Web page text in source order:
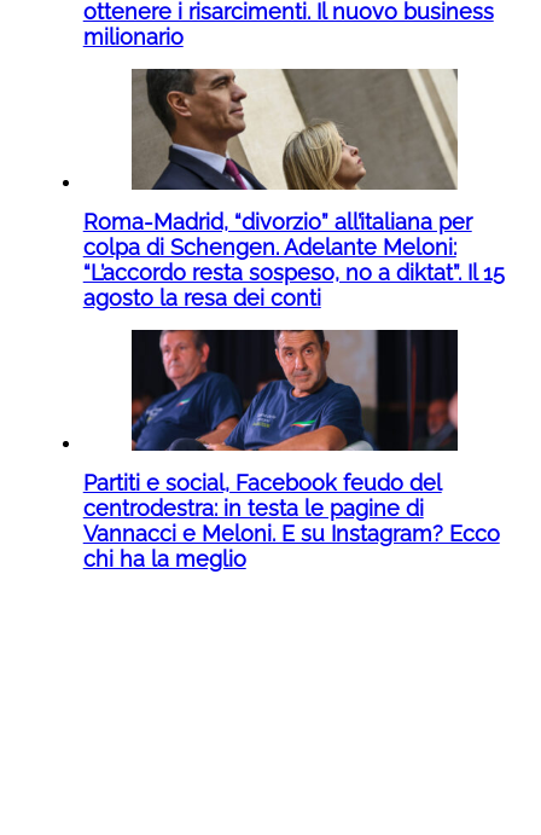
ottenere i risarcimenti. Il nuovo business
milionario
Roma-Madrid, “divorzio” all’italiana per
colpa di Schengen. Adelante Meloni:
“L’accordo resta sospeso, no a diktat”. Il 15
agosto la resa dei conti
Partiti e social, Facebook feudo del
centrodestra: in testa le pagine di
Vannacci e Meloni. E su Instagram? Ecco
chi ha la meglio